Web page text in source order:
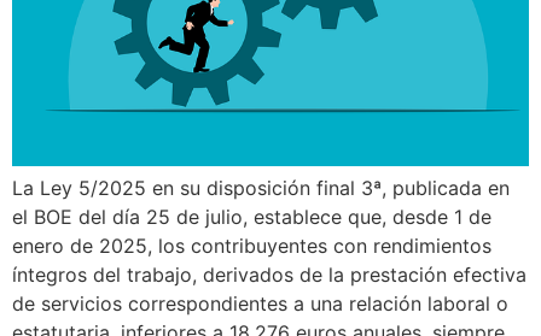
La Ley 5/2025 en su disposición final 3ª, publicada en
el BOE del día 25 de julio, establece que, desde 1 de
enero de 2025, los contribuyentes con rendimientos
íntegros del trabajo, derivados de la prestación efectiva
de servicios correspondientes a una relación laboral o